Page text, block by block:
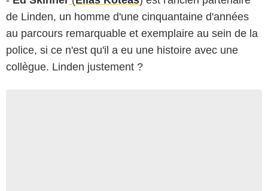
de Linden, un homme d'une cinquantaine d'années
au parcours remarquable et exemplaire au sein de la
police, si ce n'est qu'il a eu une histoire avec une
collègue. Linden justement ?